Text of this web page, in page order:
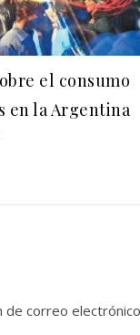
el consumo
en la Argentina
de correo